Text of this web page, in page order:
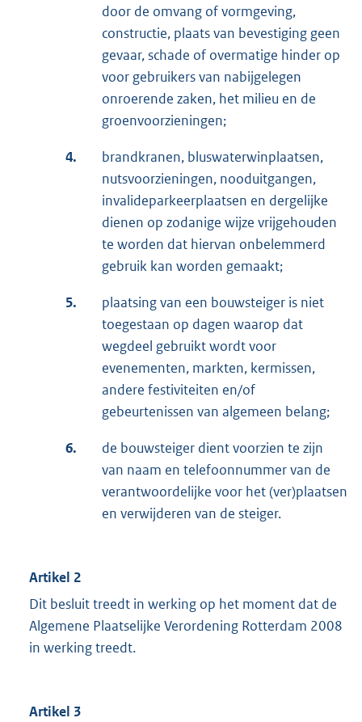
door de omvang of vormgeving,
constructie, plaats van bevestiging geen
gevaar, schade of overmatige hinder op
voor gebruikers van nabijgelegen
onroerende zaken, het milieu en de
groenvoorzieningen;
4.
brandkranen, bluswaterwinplaatsen,
nutsvoorzieningen, nooduitgangen,
invalideparkeerplaatsen en dergelijke
dienen op zodanige wijze vrijgehouden
te worden dat hiervan onbelemmerd
gebruik kan worden gemaakt;
5.
plaatsing van een bouwsteiger is niet
toegestaan op dagen waarop dat
wegdeel gebruikt wordt voor
evenementen, markten, kermissen,
andere festiviteiten en/of
gebeurtenissen van algemeen belang;
6.
de bouwsteiger dient voorzien te zijn
van naam en telefoonnummer van de
verantwoordelijke voor het (ver)plaatsen
en verwijderen van de steiger.
Artikel 2
Dit besluit treedt in werking op het moment dat de
Algemene Plaatselijke Verordening Rotterdam 2008
in werking treedt.
Artikel 3